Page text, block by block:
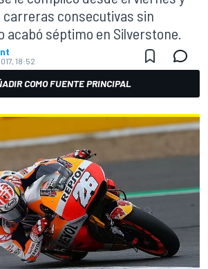
consecutivas sin
acabó séptimo en Silverstone.
18:52
COMO FUENTE PRINCIPAL